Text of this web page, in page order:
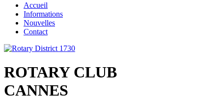
Accueil
Informations
Nouvelles
Contact
ROTARY CLUB
CANNES